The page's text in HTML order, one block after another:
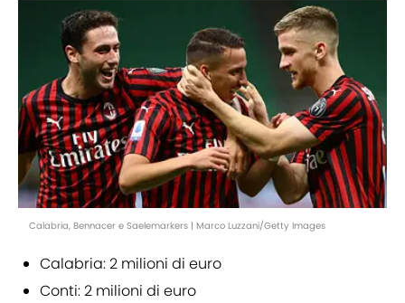
Calabria, Bennacer e Saelemarkers | Marco Luzzani/Getty Images
Calabria: 2 milioni di euro
Conti: 2 milioni di euro